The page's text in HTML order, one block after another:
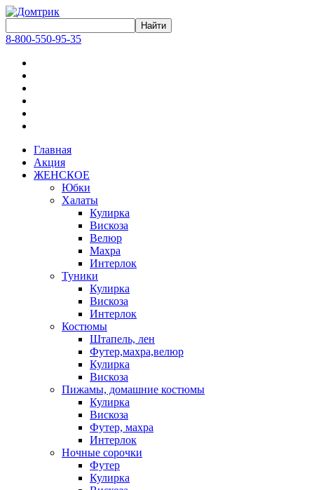
8-800-550-95-35
Главная
Акция
ЖЕНСКОЕ
Юбки
Халаты
Кулирка
Вискоза
Велюр
Махра
Интерлок
Туники
Кулирка
Вискоза
Интерлок
Костюмы
Штапель, лен
Футер,махра,велюр
Кулирка
Вискоза
Пижамы, домашние костюмы
Кулирка
Вискоза
Футер, махра
Интерлок
Ночные сорочки
Футер
Кулирка